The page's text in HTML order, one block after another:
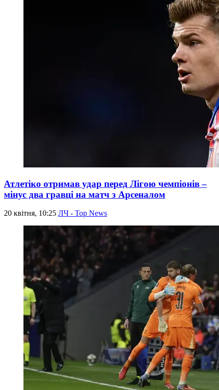
Атлетіко отримав удар перед Лігою чемпіонів –
мінус два гравці на матч з Арсеналом
20 квітня, 10:25 ЛЧ - Top News